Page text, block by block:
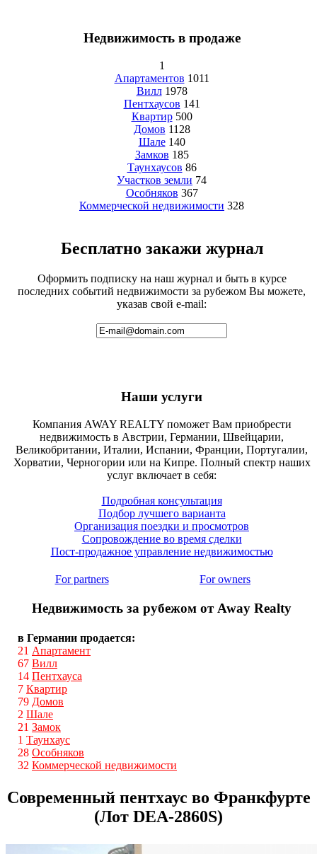
Недвижимость в продаже
1
Апартаментов 1011
Вилл 1978
Пентхаусов 141
Квартир 500
Домов 1128
Шале 140
Замков 185
Таунхаусов 86
Участков земли 74
Особняков 367
Коммерческой недвижимости 328
Бесплатно закажи журнал
Оформить подписку на наш журнал и быть в курсе
последних событий недвижимости за рубежом Вы можете,
указав свой e-mail:
Наши услуги
Компания AWAY REALTY поможет Вам приобрести
недвижимость в Австрии, Германии, Швейцарии,
Великобритании, Италии, Испании, Франции, Португалии,
Хорватии, Черногории или на Кипре. Полный спектр наших
услуг включает в себя:
Подробная консультация
Подбор лучшего варианта
Организация поездки и просмотров
Сопровождение во время сделки
Пост-продажное управление недвижимостью
For partners For owners
Недвижимость за рубежом от Away Realty
в Германии продается:
21 Апартамент
67 Вилл
14 Пентхауса
7 Квартир
79 Домов
2 Шале
21 Замок
1 Таунхаус
28 Особняков
32 Коммерческой недвижимости
Современный пентхаус во Франкфурте
(Лот DEA-2860S)